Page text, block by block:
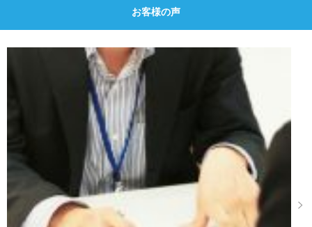
お客様の声